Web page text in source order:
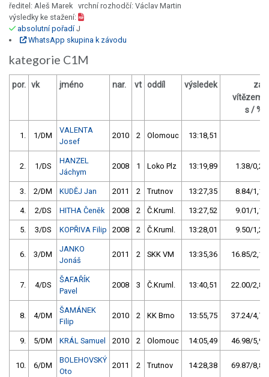
ředitel: Aleš Marek vrchní rozhodčí: Václav Martin
výsledky ke stažení:
absolutní pořadíJ
WhatsApp skupina k závodu
kategorie C1M
por. vk jméno nar. vt oddíl výsledek
za
vítězem
s / %
1. 1/DM
VALENTA
Josef
2010 2 Olomouc 13:18,51
2. 1/DS
HANZEL
Jáchym
2008 1 Loko Plz 13:19,89 1.38/0,2
3. 2/DM KUDĚJ Jan 2011 2 Trutnov 13:27,35 8.84/1,1
4. 2/DS HITHA Čeněk 2008 2 Č.Kruml. 13:27,52 9.01/1,1
5. 3/DS KOPŘIVA Filip 2008 2 Č.Kruml. 13:28,01 9.50/1,2
6. 3/DM
JANKO
Jonáš
2011 2 SKK VM 13:35,36 16.85/2,1
7. 4/DS
ŠAFAŘÍK
Pavel
2008 3 Č.Kruml. 13:40,51 22.00/2,8
8. 4/DM
ŠAMÁNEK
Filip
2010 2 KK Brno 13:55,75 37.24/4,7
9. 5/DM KRÁL Samuel 2010 2 Olomouc 14:05,49 46.98/5,9
10. 6/DM
BOLEHOVSKÝ
Oto
2011 2 Trutnov 14:28,38 69.87/8,8